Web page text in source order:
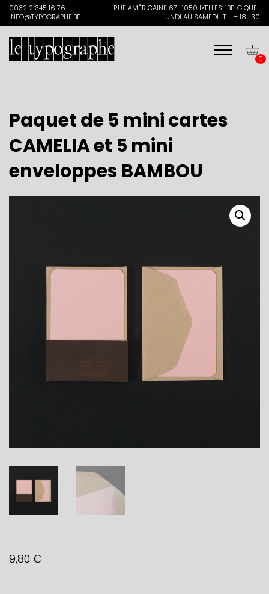
Search
for:0032 2 345 16 76 .
INFO@TYPOGRAPHE.BE
RUE AMÉRICAINE 67 . 1050 IXELLES . BELGIQUE .
LUNDI AU SAMEDI . 11H – 18H30
0
Paquet de 5 mini cartes
CAMELIA et 5 mini
enveloppes BAMBOU
9,80 €